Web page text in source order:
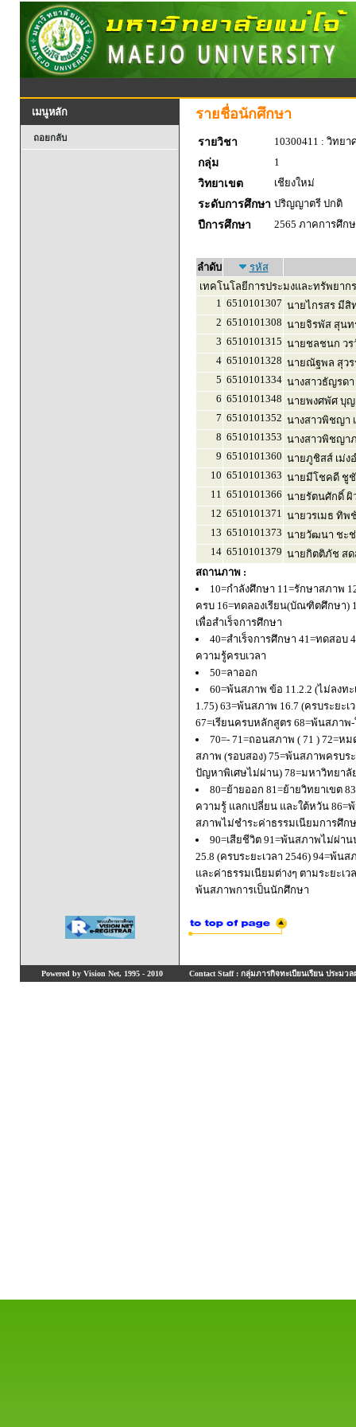
เมนูหลัก
ถอยกลับ
รายชื่อนักศึกษา
รายวิชา
10300411 : วิทย
กลุ่ม
1
วิทยาเขต
เชียงใหม่
ระดับการศึกษา ปริญญาตรี ปกติ
ปีการศึกษา
2565 ภาคการศึก
ลำดับ
รหัส
เทคโนโลยีการประมงและทรัพยาก
1 6510101307 นายไกรสร มีสิ
2 6510101308 นายจิรพัส สุนท
3 6510101315 นายชลชนก ว
4 6510101328 นายณัฐพล สุว
5 6510101334 นางสาวธัญรด
6 6510101348 นายพงศพัศ บุญ
7 6510101352 นางสาวพิชญา
8 6510101353 นางสาวพิชญา
9 6510101360 นายภูชิสส์ เม่ง
10 6510101363 นายมีโชคดี ชู
11 6510101366 นายรัตนศักดิ์ ผิ
12 6510101371 นายวรเมธ ทิพ
13 6510101373 นายวัฒนา ชะช่
14 6510101379 นายกิตติภัช สด
สถานภาพ :
10=กำลังศึกษา 11=รักษาสภาพ
ครบ 16=ทดลองเรียน(บัณฑิตศึกษา)
เพื่อสำเร็จการศึกษา
40=สำเร็จการศึกษา 41=ทดสอบ
ความรู้ครบเวลา
50=ลาออก
60=พ้นสภาพ ข้อ 11.2.2 (ไม่ลงท
1.75) 63=พ้นสภาพ 16.7 (ครบระยะ
67=เรียนครบหลักสูตร 68=พ้นสภา
70=- 71=ถอนสภาพ ( 71 ) 72=
สภาพ (รอบสอง) 75=พ้นสภาพครบ
ปัญหาพิเศษไม่ผ่าน) 78=มหาวิทยา
80=ย้ายออก 81=ย้ายวิทยาเขต
ความรู้ แลกเปลี่ยน และใต้หวัน
สภาพไม่ชำระค่าธรรมเนียมการศึก
90=เสียชีวิต 91=พ้นสภาพไม่ผ่า
25.8 (ครบระยะเวลา 2546) 94=พ้
และค่าธรรมเนียมต่างๆ ตามระยะเ
พ้นสภาพการเป็นนักศึกษา
Powered by Vision Net, 1995 - 2010 Contact Staff : กลุ่มภารกิจทะเบียนเรียน ประมวล